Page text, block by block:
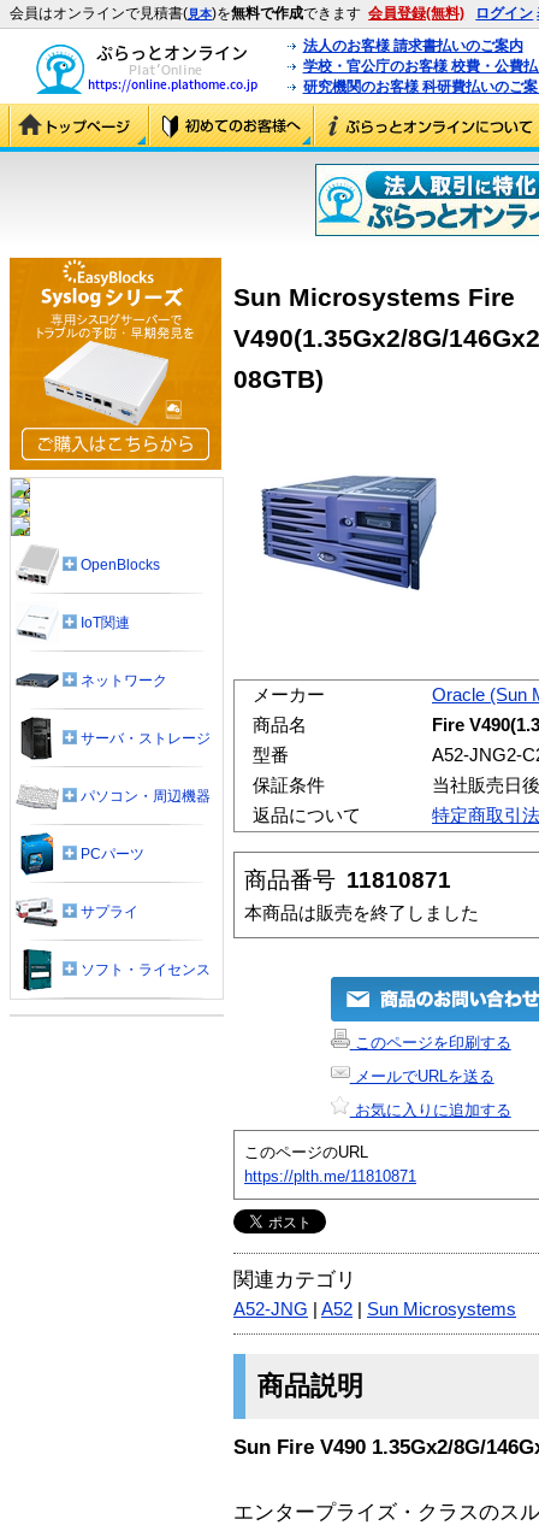
会員はオンラインで見積書(見本)を無料で作成できます 会員登録(無料) ログイン
法人のお客様 請求書払いのご案内
学校・官公庁のお客様 校費・公費
研究機関のお客様 科研費払いのご
Sun Microsystems Fire
V490(1.35Gx2/8G/
08GTB)
メーカー
Oracle (Sun
商品名
Fire
型番
A52-JNG2-
保証条件
当社販売日
返品について
特定商取引
商品番号 11810871
本商品は販売を終了しました
このページを印刷する
メールでURLを送る
お気に入りに追加する
このページのURL
https://plth.me/11810871
関連カテゴリ
A52-JNG A52 Sun Microsystems
商品説明
Sun Fire V490 1.35Gx2/8G/
エンタープライズ・クラスのス
OpenBlocks
IoT関連
ネットワーク
サーバ・ストレージ
パソコン・周辺機器
PCパーツ
サプライ
ソフト・ライセンス